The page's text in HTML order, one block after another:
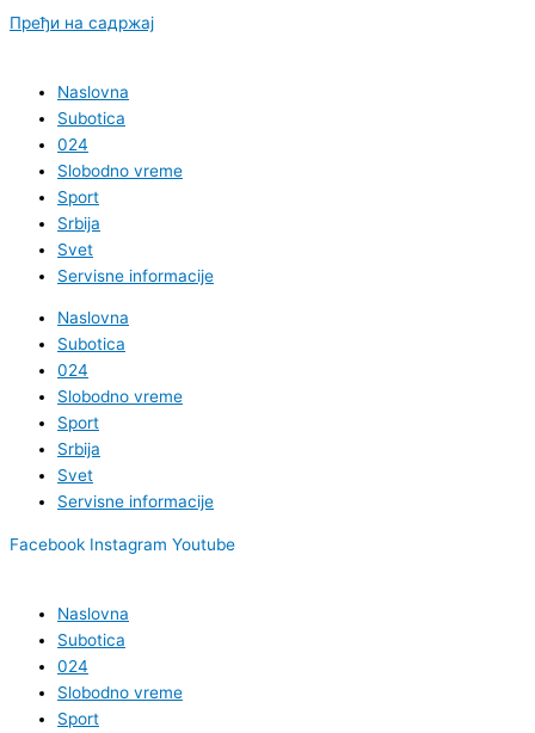
Пређи на садржај
Naslovna
Subotica
024
Slobodno vreme
Sport
Srbija
Svet
Servisne informacije
Naslovna
Subotica
024
Slobodno vreme
Sport
Srbija
Svet
Servisne informacije
Facebook Instagram Youtube
Naslovna
Subotica
024
Slobodno vreme
Sport